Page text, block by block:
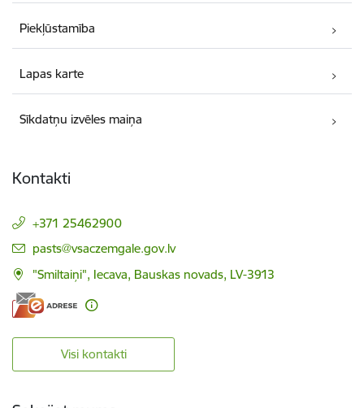
Piekļūstamība
Lapas karte
Sīkdatņu izvēles maiņa
Kontakti
+371 25462900
E-pasts:
pasts@vsaczemgale.gov.lv
"Smiltaiņi", Iecava, Bauskas novads, LV-3913
Visi kontakti